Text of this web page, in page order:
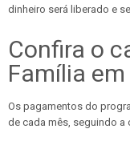
dinheiro será liberado e
Confira o
Família
Os pagamentos do
de cada mês, seguindo a